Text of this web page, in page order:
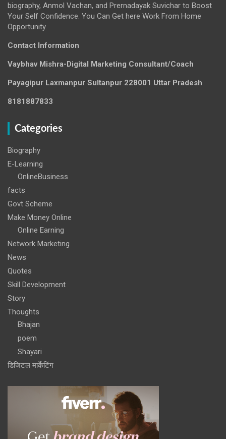
biography, Anmol Vachan, and Prernadayak Suvichar to Boost
Your Self Confidence. You Can Get here Work From Home
Opportunity.
Contact Information
Vaybhav Mishra-Digital Marketing Consultant/Coach
Payagipur Laxmanpur Sultanpur 228001 Uttar Pradesh
8181887833
Categories
Biography
E-Learning
OnlineBusiness
facts
Govt Scheme
Make Money Online
Online Earning
Network Marketing
News
Quotes
Skill Development
Story
Thoughts
Bhajan
poem
Shayari
डिजिटल मार्केटिंग